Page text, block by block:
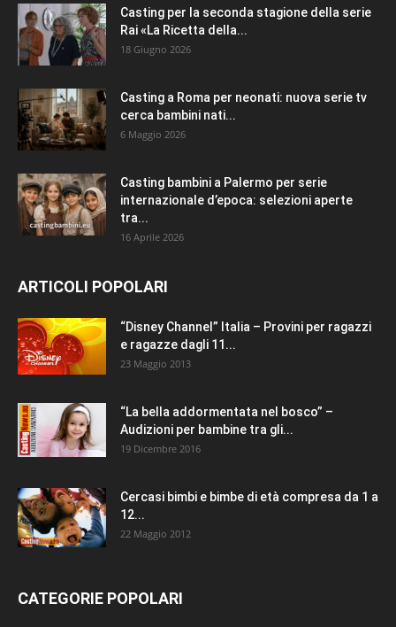
Casting per la seconda stagione della serie
Rai «La Ricetta della...
18 Giugno 2026
Casting a Roma per neonati: nuova serie tv
cerca bambini nati...
6 Maggio 2026
Casting bambini a Palermo per serie
internazionale d’epoca: selezioni aperte
tra...
16 Aprile 2026
ARTICOLI POPOLARI
“Disney Channel” Italia – Provini per ragazzi
e ragazze dagli 11...
23 Maggio 2013
“La bella addormentata nel bosco” –
Audizioni per bambine tra gli...
19 Dicembre 2016
Cercasi bimbi e bimbe di età compresa da 1 a
12...
22 Maggio 2012
CATEGORIE POPOLARI